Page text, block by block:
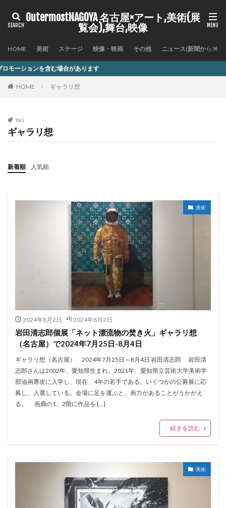
OutermostNAGOYA 名古屋×アート,美術(展
覧会),舞台,映像
HOME 美術 ステージ 映像・映画 その他 ニュース(新聞から)
あります
HOME ギャラリ想
TAG
ギャラリ想
新着順 人気順
美術
2024年8月2日 2024年8月2日
岩田清志郎個展「ネット漂流物の焚き火」ギャラリ想
（名古屋）で2024年7月25日-8月4日
ギャラリ想（名古屋） 2024年7月25日～8月4日 岩田清志郎 岩田清
志郎さんは2002年、愛知県生まれ。2021年、愛知県立芸術大学美術学
部油画專攻に入学し、現在、4年の若手である。いくつかの公募展に応
募し、入選している。会場に足を運ぶと、画力があることがうかがえ
る。 画廊の1、2階に作品を […]
続きを読む
美術